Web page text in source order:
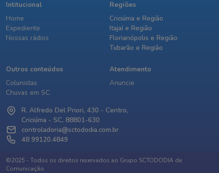
Intitucional
Home
Expediente
Nossas rádios
Regiões
Criciúma e Região
Itajaí e Região
Florianópolis e Região
Tubarão e Região
Outros conteúdos
Colunistas
Chuvas em SC
Atendimento
Anuncie
R. Alfredo Del Priori, 430 - Centro,
Criciúma - SC, 88801-630
controladoria@sctododia.com.br
48 99120.4849
©2025 - Todos os direitos reservados ao Grupo SCTODODIA de
Comunicação.